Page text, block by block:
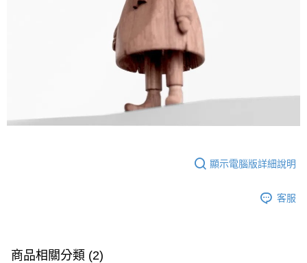
顯示電腦版詳細說明
客服
商品相關分類 (2)